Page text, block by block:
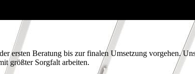
ersten Beratung bis zur finalen Umsetzung vorgehen.
größter Sorgfalt arbeiten.